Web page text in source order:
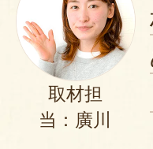
取材担
当：廣川